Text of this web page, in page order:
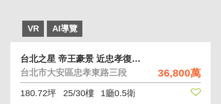
VR AI導覽
36,800萬
台北之星 帝王豪景 近忠孝復興捷運站
台北市大安區忠孝東路三段
180.72坪 25/30樓 1廳0.5衛